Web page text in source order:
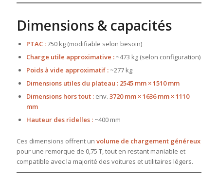
Dimensions & capacités
PTAC :750 kg (modifiable selon besoin)
Charge utile approximative :~473 kg (selon configuration)
Poids à vide approximatif :~277 kg
Dimensions utiles du plateau : 2545 mm × 1510 mm
Dimensions hors tout :env. 3720 mm × 1636 mm × 1110
mm
Hauteur des ridelles :~400 mm
Ces dimensions offrent un volume de chargement généreux
pour une remorque de 0,75 T, tout en restant maniable et
compatible avec la majorité des voitures et utilitaires légers.